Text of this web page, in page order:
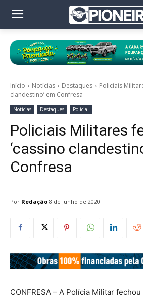
Início Notícias Destaques
Policiais
clandestino’ em Confresa
Notícias Destaques Policial
Policiais Militares
‘cassino
Confresa
Por Redação 8 de junho de 2020
CONFRESA – A Polícia Militar